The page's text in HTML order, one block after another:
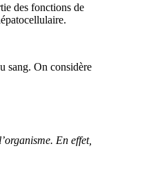
des fonctions de
sang. On considère
En effet,